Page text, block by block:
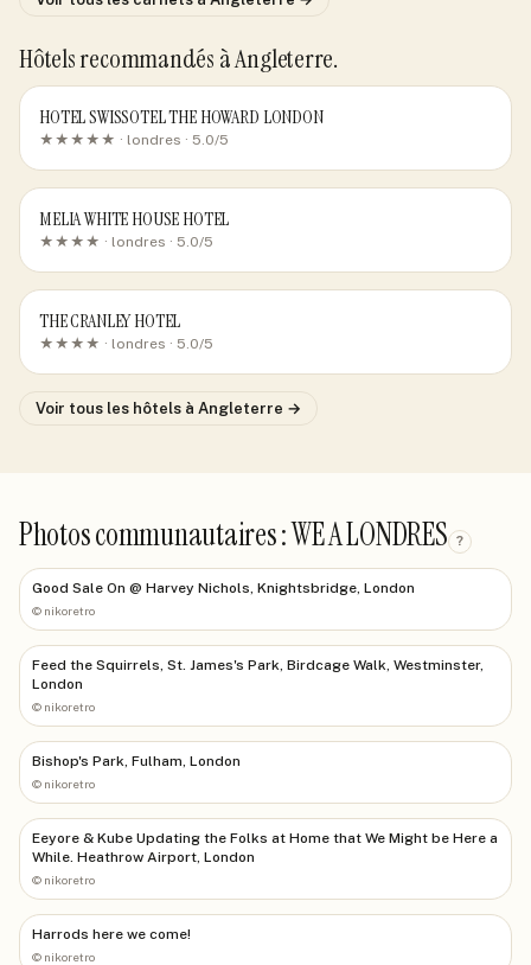
Hôtels recommandés à Angleterre.
HOTEL SWISSOTEL THE HOWARD LONDON
★★★★★ · londres · 5.0/5
MELIA WHITE HOUSE HOTEL
★★★★ · londres · 5.0/5
THE CRANLEY HOTEL
★★★★ · londres · 5.0/5
Voir tous les hôtels à Angleterre →
Photos communautaires : WE A LONDRES ?
Good Sale On @ Harvey Nichols, Knightsbridge, London
© nikoretro
Feed the Squirrels, St. James's Park, Birdcage Walk, Westminster,
London
© nikoretro
Bishop's Park, Fulham, London
© nikoretro
Eeyore & Kube Updating the Folks at Home that We Might be Here a
While. Heathrow Airport, London
© nikoretro
Harrods here we come!
© nikoretro